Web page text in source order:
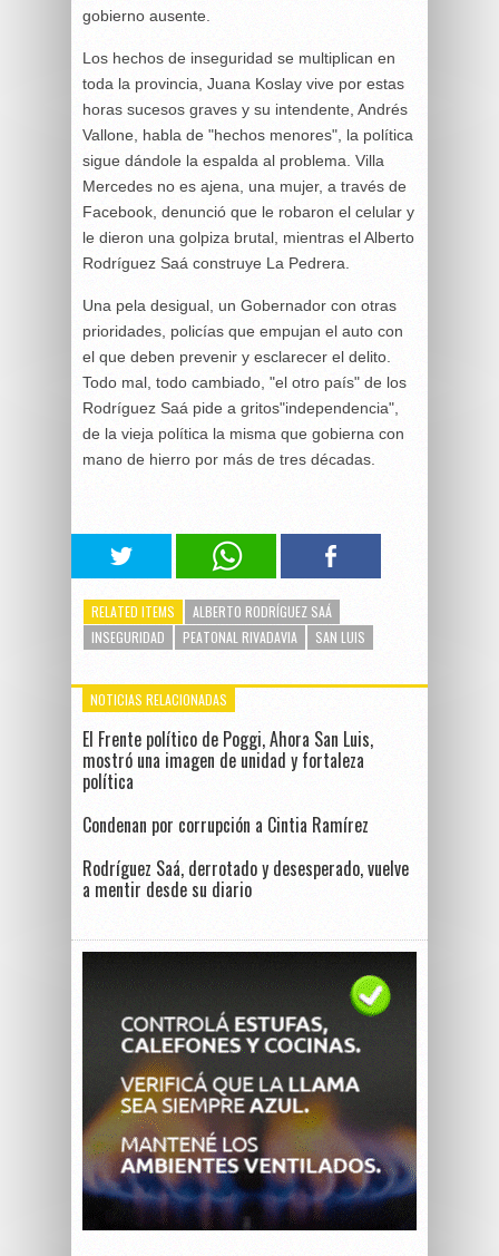
gobierno ausente.
Los hechos de inseguridad se multiplican en
toda la provincia, Juana Koslay vive por estas
horas sucesos graves y su intendente, Andrés
Vallone, habla de "hechos menores", la política
sigue dándole la espalda al problema. Villa
Mercedes no es ajena, una mujer, a través de
Facebook, denunció que le robaron el celular y
le dieron una golpiza brutal, mientras el Alberto
Rodríguez Saá construye La Pedrera.
Una pela desigual, un Gobernador con otras
prioridades, policías que empujan el auto con
el que deben prevenir y esclarecer el delito.
Todo mal, todo cambiado, "el otro país" de los
Rodríguez Saá pide a gritos"independencia",
de la vieja política la misma que gobierna con
mano de hierro por más de tres décadas.
RELATED ITEMS
ALBERTO RODRÍGUEZ SAÁ
INSEGURIDAD
PEATONAL RIVADAVIA SAN LUIS
NOTICIAS RELACIONADAS
El Frente político de Poggi, Ahora San Luis,
mostró una imagen de unidad y fortaleza
política
Condenan por corrupción a Cintia Ramírez
Rodríguez Saá, derrotado y desesperado, vuelve
a mentir desde su diario